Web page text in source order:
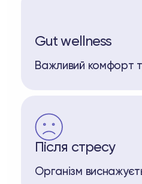
Gut wellness
Важливий комфорт
Після стресу
Організм